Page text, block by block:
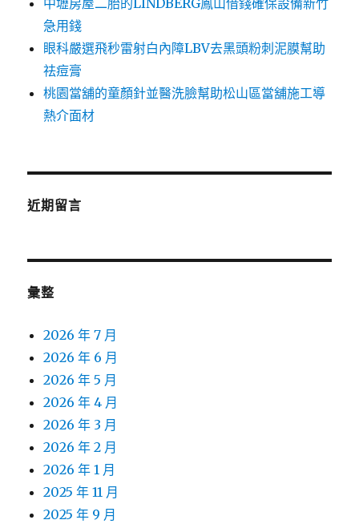
中壢房屋二胎的LINDBERG鳳山借錢確保設備新竹
急用錢
眼科嚴選飛秒雷射白內障LBV去黑頭粉刺泥膜幫助
祛痘膏
桃園當舖的童顏針並醫洗臉幫助松山區當舖施工導
熱介面材
近期留言
彙整
2026 年 7 月
2026 年 6 月
2026 年 5 月
2026 年 4 月
2026 年 3 月
2026 年 2 月
2026 年 1 月
2025 年 11 月
2025 年 9 月